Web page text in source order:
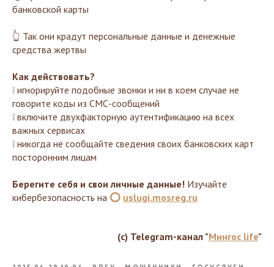
банковской карты
👆 Так они крадут персональные данные и денежные
средства жертвы
Как действовать?
❕ игнорируйте подобные звонки и ни в коем случае не
говорите коды из СМС-сообщений
❕ включите двухфакторную аутентификацию на всех
важных сервисах
❕ никогда не сообщайте сведения своих банковских карт
посторонним лицам
Берегите себя и свои личные данные! Изучайте
кибербезопасность на ⭕ uslugi.mosreg.ru
(с) Telegram-канал "Мингос life"